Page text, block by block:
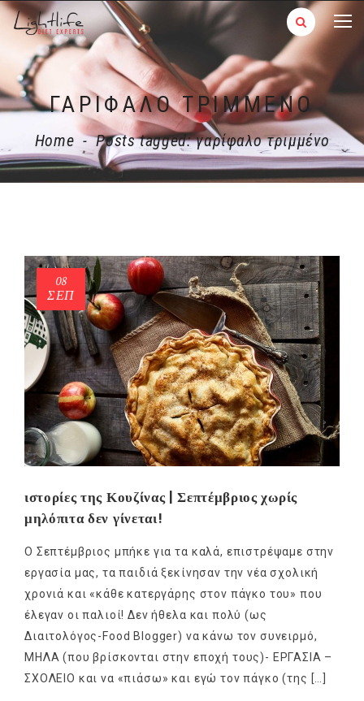
ΓΑΡΊΦΑΛΟ ΤΡΙΜΜΈΝΟ
Home - Posts tagged: γαρίφαλο τριμμένο
08
ΣΕΠ
ιστορίες της Κουζίνας | Σεπτέμβριος χωρίς
μηλόπιτα δεν γίνεται!
Ο Σεπτέμβριος μπήκε για τα καλά, επιστρέψαμε στην
εργασία μας, τα παιδιά ξεκίνησαν την νέα σχολική
χρονιά και «κάθε κατεργάρης στον πάγκο του» που
έλεγαν οι παλιοί! Δεν ήθελα και πολύ (ως
Διαιτολόγος-Food Blogger) να κάνω τον συνειρμό,
ΜΗΛΑ (που βρίσκονται στην εποχή τους)- ΕΡΓΑΣΙΑ –
ΣΧΟΛΕΙΟ και να «πιάσω» και εγώ τον πάγκο (της […]